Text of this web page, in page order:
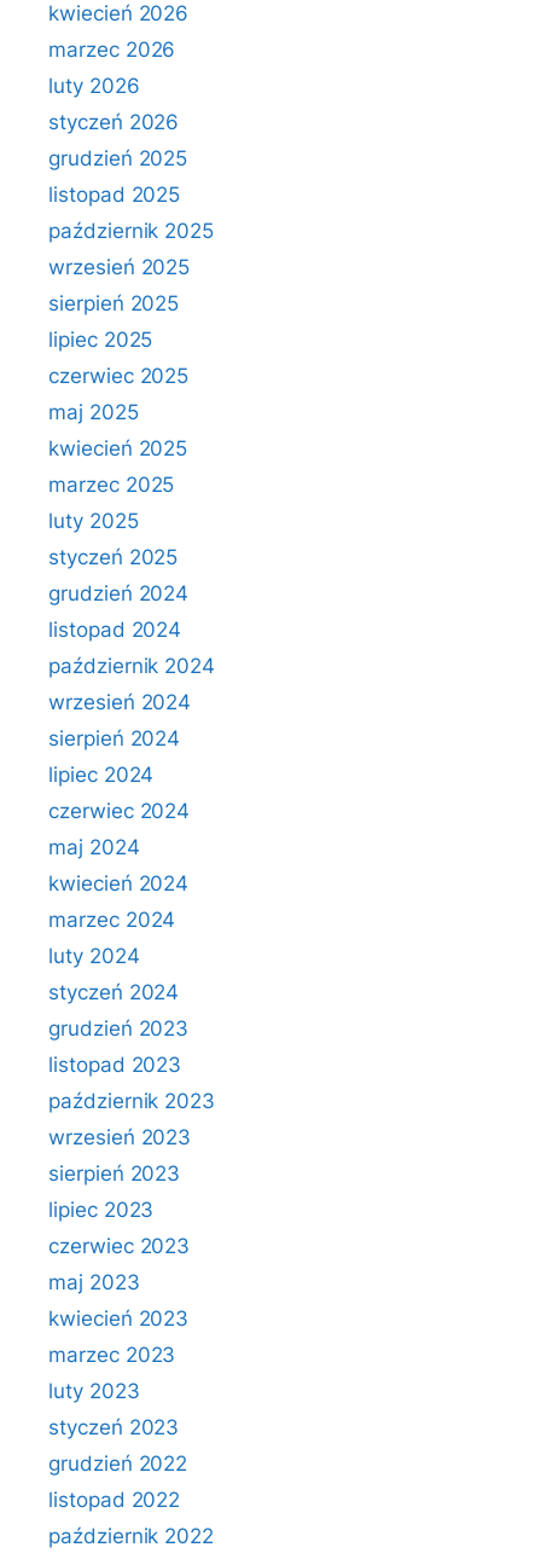
kwiecień 2026
marzec 2026
luty 2026
styczeń 2026
grudzień 2025
listopad 2025
październik 2025
wrzesień 2025
sierpień 2025
lipiec 2025
czerwiec 2025
maj 2025
kwiecień 2025
marzec 2025
luty 2025
styczeń 2025
grudzień 2024
listopad 2024
październik 2024
wrzesień 2024
sierpień 2024
lipiec 2024
czerwiec 2024
maj 2024
kwiecień 2024
marzec 2024
luty 2024
styczeń 2024
grudzień 2023
listopad 2023
październik 2023
wrzesień 2023
sierpień 2023
lipiec 2023
czerwiec 2023
maj 2023
kwiecień 2023
marzec 2023
luty 2023
styczeń 2023
grudzień 2022
listopad 2022
październik 2022